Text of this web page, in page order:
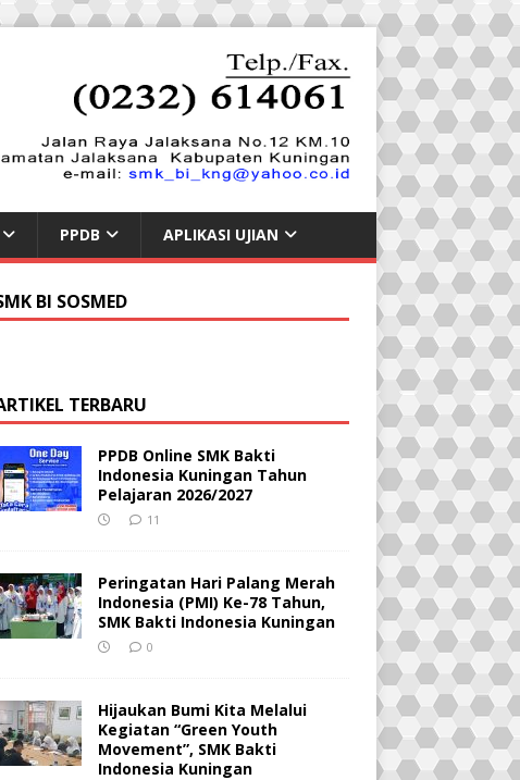
PPDB APLIKASI UJIAN
BI SOSMED
TERBARU
PPDB Online SMK Bakti
Indonesia Kuningan Tahun
Pelajaran 2026/2027
11
Peringatan Hari Palang Merah
Indonesia (PMI) Ke-78 Tahun,
SMK Bakti Indonesia Kuningan
0
Hijaukan Bumi Kita Melalui
Kegiatan “Green Youth
Movement”, SMK Bakti
Indonesia Kuningan